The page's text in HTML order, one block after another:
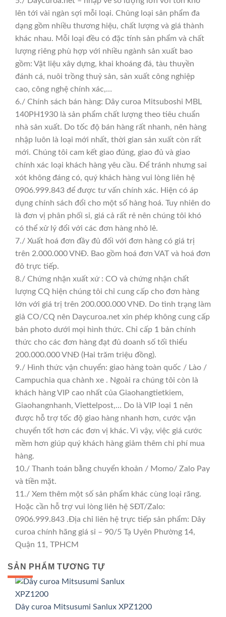
lên tới vài ngàn sợi mỗi loại. Chủng loại sản phẩm đa
dạng gồm nhiều thương hiệu, chất lượng và giá thành
khác nhau. Mỗi loại đều có đặc tính sản phẩm và chất
lượng riêng phù hợp với nhiều ngành sản xuất bao
gồm: Vật liệu xây dựng, khai khoáng đá, tàu thuyền
đánh cá, nuôi trồng thuỷ sản, sản xuất công nghiệp
cao, công nghệ chính xác,…
6./ Chính sách bán hàng: Dây curoa Mitsuboshi MBL
140PH1930 là sản phẩm chất lượng theo tiêu chuẩn
nhà sản xuất. Do tốc độ bán hàng rất nhanh, nên hàng
nhập luôn là loại mới nhất, thời gian sản xuất còn rất
mới. Chúng tôi cam kết giao đúng, giao đủ và giao
chính xác loại khách hàng yêu cầu. Để tránh nhưng sai
xót không đáng có, quý khách hàng vui lòng liên hệ
0906.999.843 để được tư vấn chính xác. Hiện có áp
dụng chính sách đổi cho một số hàng hoá. Tuy nhiên do
là đơn vị phân phối sỉ, giá cả rất rẻ nên chúng tôi khó
có thể xử lý đổi với các đơn hàng nhỏ lẻ.
7./ Xuất hoá đơn đầy đủ đối với đơn hàng có giá trị
trên 2.000.000 VNĐ. Bao gồm hoá đơn VAT và hoá đơn
đỏ trực tiếp.
8./ Chứng nhận xuất xứ : CO và chứng nhận chất
lượng CQ hiện chúng tôi chỉ cung cấp cho đơn hàng
lớn với giá trị trên 200.000.000 VNĐ. Do tình trạng làm
giả CO/CQ nên Daycuroa.net xin phép không cung cấp
bản photo dưới mọi hình thức. Chỉ cấp 1 bản chính
thức cho các đơn hàng đạt đủ doanh số tối thiểu
200.000.000 VNĐ (Hai trăm triệu đồng).
9./ Hình thức vận chuyển: giao hàng toàn quốc / Lào /
Campuchia qua chành xe . Ngoài ra chúng tôi còn là
khách hàng VIP cao nhất của Giaohangtietkiem,
Giaohangnhanh, Viettelpost,… Do là VIP loại 1 nên
được hỗ trợ tốc độ giao hàng nhanh hơn, cước vận
chuyển tốt hơn các đơn vị khác. Vì vậy, việc giá cước
mềm hơn giúp quý khách hàng giảm thêm chi phí mua
hàng.
10./ Thanh toán bằng chuyển khoản / Momo/ Zalo Pay
và tiền mặt.
11./ Xem thêm một số sản phẩm khác cùng loại răng.
Hoặc cần hỗ trợ vui lòng liên hệ SĐT/Zalo:
0906.999.843 .Địa chỉ liên hệ trực tiếp sản phẩm: Dây
curoa chính hãng giá sỉ – 90/5 Tạ Uyên Phường 14,
Quận 11, TPHCM
SẢN PHẨM TƯƠNG TỰ
GIÁ SỈ
GIÁ TỐT
Dây curoa Mitsusumi Sanlux XPZ1200